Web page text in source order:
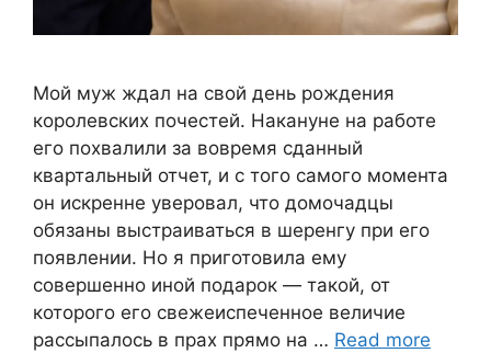
Мой муж ждал на свой день рождения
королевских почестей. Накануне на работе
его похвалили за вовремя сданный
квартальный отчет, и с того самого момента
он искренне уверовал, что домочадцы
обязаны выстраиваться в шеренгу при его
появлении. Но я приготовила ему
совершенно иной подарок — такой, от
которого его свежеиспеченное величие
рассыпалось в прах прямо на … Read more